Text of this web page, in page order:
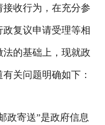
收行为，在充分参
复议申请受理等相
的基础上，现就政
关问题明确如下：
政寄送”是政府信息